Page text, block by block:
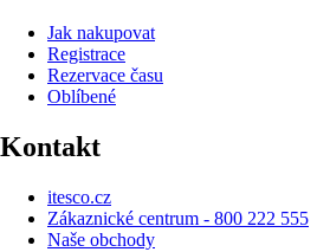
Jak nakupovat
Registrace
Rezervace času
Oblíbené
Kontakt
itesco.cz
Zákaznické centrum - 800 222 555
Naše obchody